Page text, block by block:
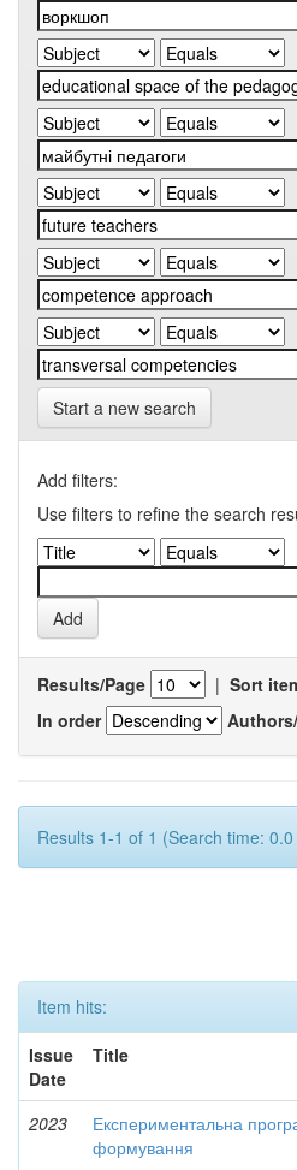
Start a new search
Add filters:
Use filters to refine the search
Results/Page | Sort
In order
Results 1-1 of 1 (Search time:
Item hits:
Issue
Date
Title
2023
Експериментальна
формування